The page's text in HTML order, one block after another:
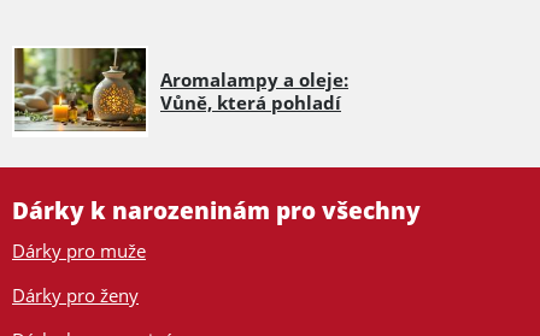
Aromalampy a oleje:
Vůně, která pohladí
Dárky k narozeninám pro všechny
Dárky pro muže
Dárky pro ženy